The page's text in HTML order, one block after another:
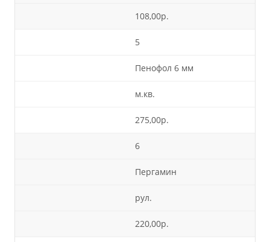
108,00р.
5
Пенофол 6 мм
м.кв.
275,00р.
6
Пергамин
рул.
220,00р.